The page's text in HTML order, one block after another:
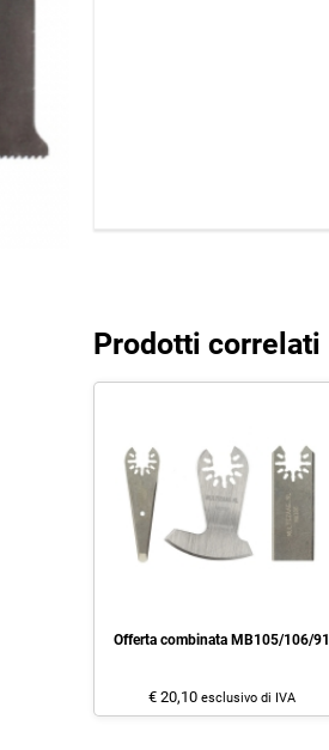
Prodotti correlati
Offerta combinata MB105/106/91
€ 20,10 esclusivo di IVA